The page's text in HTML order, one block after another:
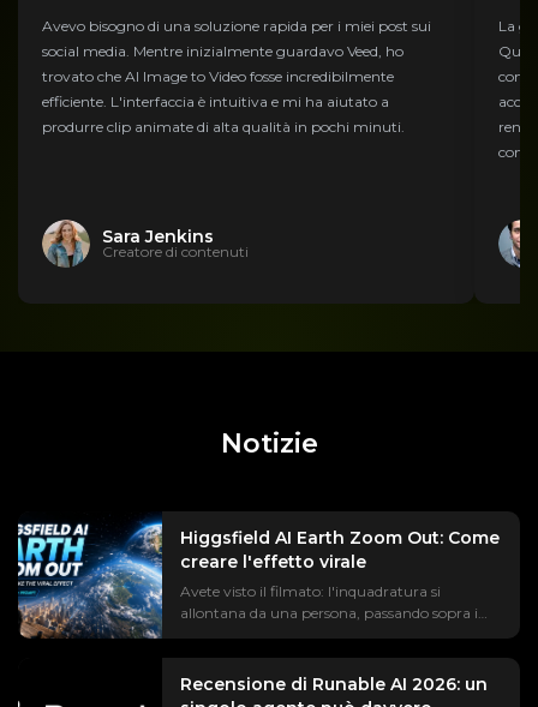
Avevo bisogno di una soluzione rapida per i miei post sui
social media. Mentre inizialmente guardavo Veed, ho
trovato che AI ​​Image to Video fosse incredibilmente
efficiente. L'interfaccia è intuitiva e mi ha aiutato a
produrre clip animate di alta qualità in pochi minuti.
Sara Jenkins
Creatore di contenuti
La
Notizie
Higgsfield AI Earth Zoom Out: Come
creare l'effetto virale
Avete visto il filmato: l'inquadratura si
allontana da una persona, passando sopra i
tetti, sul continente, fino ad arrivare alla Terra
sospesa nello spazio. Il trend #EarthZoomOut
ha totalizzato oltre un miliardo di
visualizzazioni, la maggior parte delle quali
Recensione di Runable AI 2026: un